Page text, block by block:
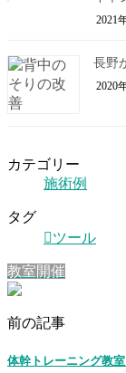
2021
長野
2020
カテゴリー
施術例
タグ
ツール
教室開催
前の記事
体幹トレーニング教